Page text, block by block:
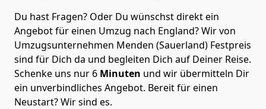
Du hast Fragen? Oder Du wünschst direkt ein
Angebot für einen Umzug nach England? Wir von
Umzugsunternehmen Menden (Sauerland) Festpreis
sind für Dich da und begleiten Dich auf Deiner Reise.
Schenke uns nur 6 Minuten und wir übermitteln Dir
ein unverbindliches Angebot. Bereit für einen
Neustart? Wir sind es.